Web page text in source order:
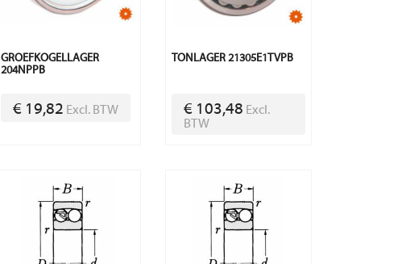
GROEFKOGELLAGER
204NPPB
€ 19,82 Excl. BTW
TONLAGER 21305E1TVPB
€ 103,48 Excl.
BTW